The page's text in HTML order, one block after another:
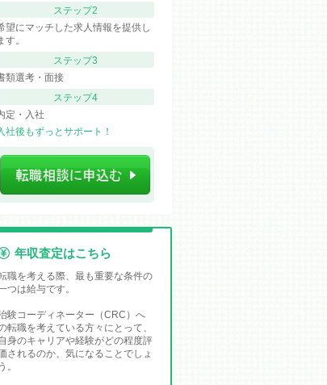
ステップ2
望にマッチした求人情報を提供し
す。
ステップ3
類選考・面接
ステップ4
定・入社
社後もずっとサポート！
年収査定はこちら
職を考える際、最も重要な条件の
つは給与です。
験コーディネーター（CRC）へ
転職を考えている方々にとって、
身のキャリアや経験がどの程度評
されるのか、気になることでしょ
う。